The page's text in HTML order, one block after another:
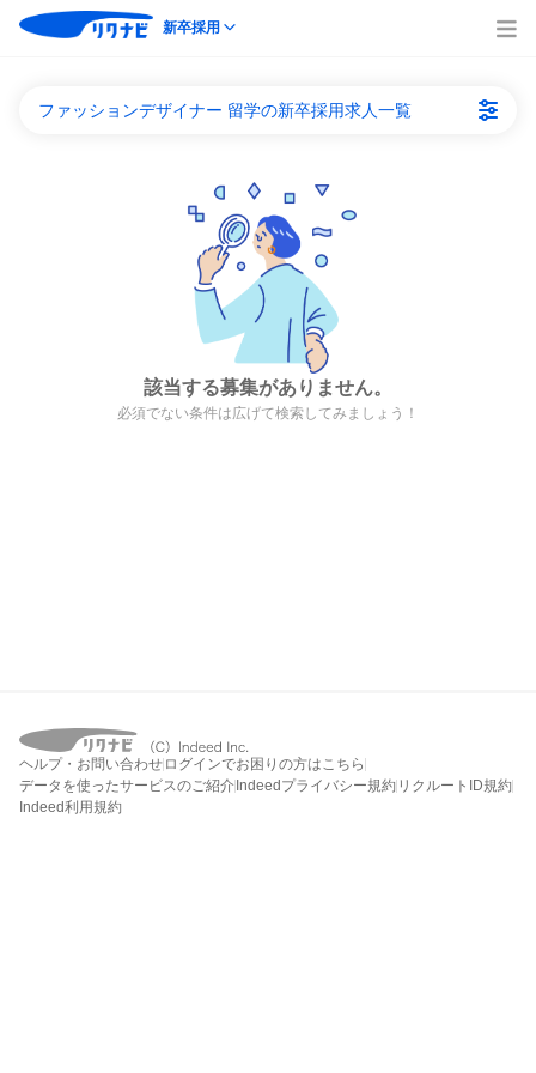
新卒採用
ファッションデザイナー 留学の新卒採用求人一覧
該当する募集がありません。
必須でない条件は広げて検索してみましょう！
ヘルプ・お問い合わせ ログインでお困りの方はこちら
データを使ったサービスのご紹介 Indeedプライバシー規約 リクルートID規約
Indeed利用規約